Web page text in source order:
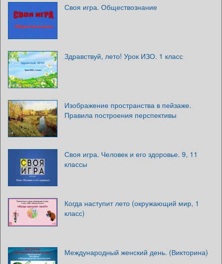
Своя игра. Обществознание
Здравствуй, лето! Урок ИЗО. 1 класс
Изображение пространства в пейзаже.
Правила построения перспективы
Своя игра. Человек и его здоровье. 9, 11
классы
Когда наступит лето (окружающий мир, 1
класс)
Международный женский день. (Викторина)